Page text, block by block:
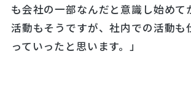
も会社の一部なんだと意識し始めて
活動もそうですが、社内での活動も
っていったと思います。」